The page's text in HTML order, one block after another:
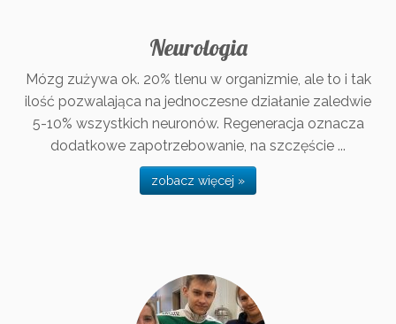
Neurologia
Mózg zużywa ok. 20% tlenu w organizmie, ale to i tak
ilość pozwalająca na jednoczesne działanie zaledwie
5-10% wszystkich neuronów. Regeneracja oznacza
dodatkowe zapotrzebowanie, na szczęście ...
zobacz więcej »